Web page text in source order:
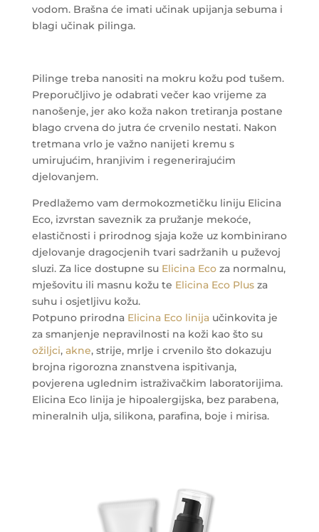
vodom. Brašna će imati učinak upijanja sebuma i
blagi učinak pilinga.
Pilinge treba nanositi na mokru kožu pod tušem.
Preporučljivo je odabrati večer kao vrijeme za
nanošenje, jer ako koža nakon tretiranja postane
blago crvena do jutra će crvenilo nestati. Nakon
tretmana vrlo je važno nanijeti kremu s
umirujućim, hranjivim i regenerirajućim
djelovanjem.
Predlažemo vam dermokozmetičku liniju Elicina
Eco, izvrstan saveznik za pružanje mekoće,
elastičnosti i prirodnog sjaja kože uz kombinirano
djelovanje dragocjenih tvari sadržanih u puževoj
sluzi. Za lice dostupne su Elicina Ecoza normalnu,
mješovitu ili masnu kožu te Elicina Eco Plusza
suhu i osjetljivu kožu.
Potpuno prirodna Elicina Eco linijaučinkovita je
za smanjenje nepravilnosti na koži kao što su
ožiljci, akne, strije, mrlje i crvenilo što dokazuju
brojna rigorozna znanstvena ispitivanja,
povjerena uglednim istraživačkim laboratorijima.
Elicina Eco linija je hipoalergijska, bez parabena,
mineralnih ulja, silikona, parafina, boje i mirisa.